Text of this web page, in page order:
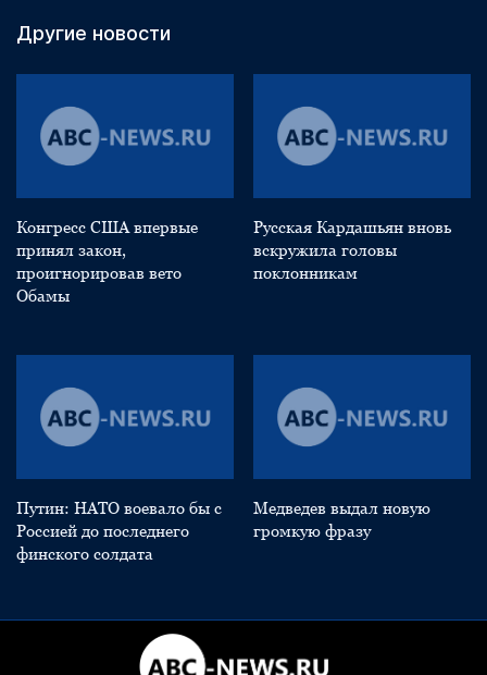
Другие новости
Конгресс США впервые
принял закон,
проигнорировав вето
Обамы
Русская Кардашьян вновь
вскружила головы
поклонникам
Путин: НАТО воевало бы с
Россией до последнего
финского солдата
Медведев выдал новую
громкую фразу